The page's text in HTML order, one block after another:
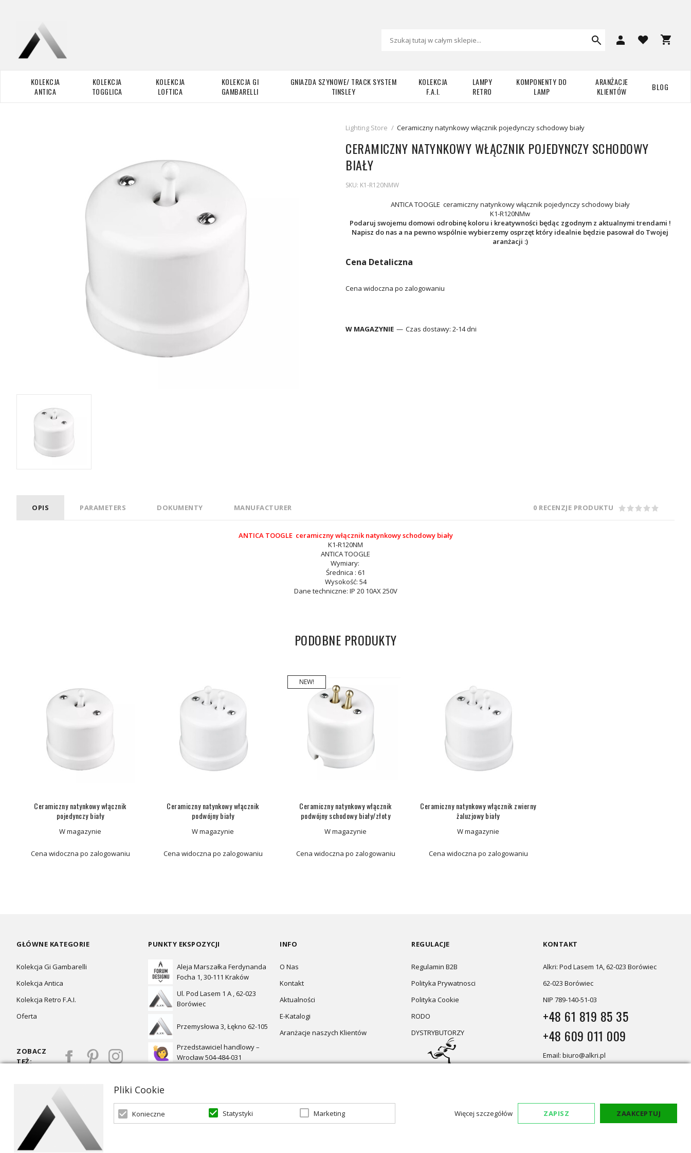
KOLEKCJA
ANTICA
KOLEKCJA
TOGGLICA
KOLEKCJA
LOFTICA
KOLEKCJA GI
GAMBARELLI
GNIAZDA SZYNOWE/ TRACK SYSTEM
TINSLEY
KOLEKCJA
F.A.I.
LAMPY
RETRO
KOMPONENTY DO
LAMP
ARANŻACJE
KLIENTÓW
BLOG
Lighting Store / Ceramiczny natynkowy włącznik pojedynczy schodowy biały
CERAMICZNY NATYNKOWY WŁĄCZNIK POJEDYNCZY SCHODOWY
BIAŁY
SKU: K1-R120NMW
ANTICA TOOGLE ceramiczny natynkowy włącznik pojedynczy schodowy biały
K1-R120NMw
Podaruj swojemu domowi odrobinę koloru i kreatywności będąc zgodnym z aktualnymi trendami !
Napisz do nas a na pewno wspólnie wybierzemy osprzęt który idealnie będzie pasował do Twojej
aranżacji :)
Cena Detaliczna
Cena widoczna po zalogowaniu
W MAGAZYNIE Czas dostawy: 2-14 dni
OPIS PARAMETERS DOKUMENTY MANUFACTURER 0 RECENZJE PRODUKTU
ANTICA TOOGLE ceramiczny włącznik natynkowy schodowy biały
K1-R120NM
ANTICA TOOGLE
Wymiary:
Średnica : 61
Wysokość: 54
Dane techniczne: IP 20 10AX 250V
PODOBNE PRODUKTY
Ceramiczny natynkowy włącznik
pojedynczy biały
W magazynie
Cena widoczna po zalogowaniu
Ceramiczny natynkowy włącznik
podwójny biały
W magazynie
Cena widoczna po zalogowaniu
NEW!
Ceramiczny natynkowy włącznik
podwójny schodowy biały/złoty
W magazynie
Cena widoczna po zalogowaniu
Ceramiczny natynkowy włącznik zwierny
żaluzjowy biały
W magazynie
Cena widoczna po zalogowaniu
GŁÓWNE KATEGORIE
Kolekcja Gi Gambarelli
Kolekcja Antica
Kolekcja Retro F.A.I.
Oferta
ZOBACZ
TEŻ:
PUNKTY EKSPOZYCJI
Aleja Marszałka Ferdynanda
Focha 1, 30-111 Kraków
Ul. Pod Lasem 1 A , 62-023
Borówiec
Przemysłowa 3, Łękno 62-105
Przedstawiciel handlowy –
Wrocław 504-484-031
INFO
O Nas
Kontakt
Aktualności
E-Katalogi
Aranżacje naszych Klientów
REGULACJE
Regulamin B2B
Polityka Prywatnosci
Polityka Cookie
RODO
DYSTRYBUTORZY
KONTAKT
Alkri: Pod Lasem 1A, 62-023 Borówiec
62-023 Borówiec
NIP 789-140-51-03
+48 61 819 85 35
+48 609 011 009
Email: biuro@alkri.pl
Oferta skierowana dla firm, w przypadku zakupów detalicznych zapraszamy do sklepu Oświetlenie marzeń
Pliki Cookie
Konieczne Statystyki Marketing Więcej szczegółów ZAPISZ ZAAKCEPTUJ